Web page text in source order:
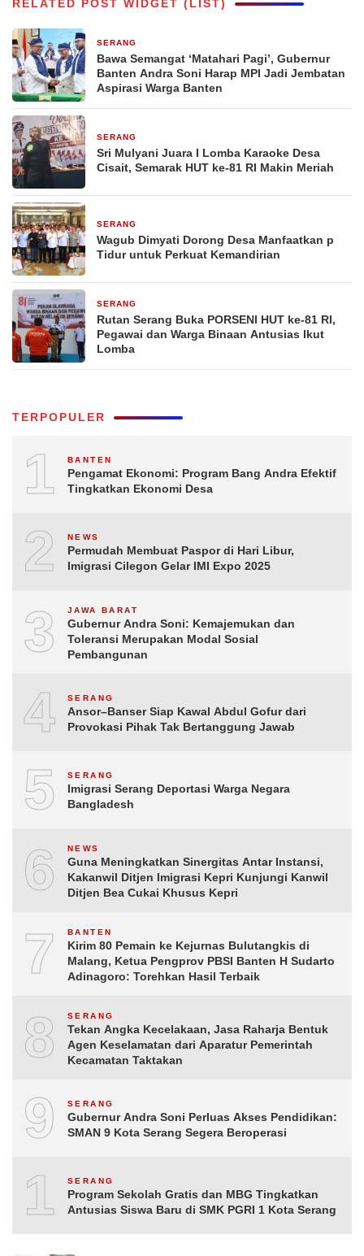
RELATED POST WIDGET (LIST)
SERANG
Bawa Semangat ‘Matahari Pagi’, Gubernur
Banten Andra Soni Harap MPI Jadi Jembatan
Aspirasi Warga Banten
SERANG
Sri Mulyani Juara I Lomba Karaoke Desa
Cisait, Semarak HUT ke-81 RI Makin Meriah
SERANG
Wagub Dimyati Dorong Desa Manfaatkan p
Tidur untuk Perkuat Kemandirian
SERANG
Rutan Serang Buka PORSENI HUT ke-81 RI,
Pegawai dan Warga Binaan Antusias Ikut
Lomba
TERPOPULER
1 BANTEN
Pengamat Ekonomi: Program Bang Andra Efektif
Tingkatkan Ekonomi Desa
2 NEWS
Permudah Membuat Paspor di Hari Libur,
Imigrasi Cilegon Gelar IMI Expo 2025
3 JAWA BARAT
Gubernur Andra Soni: Kemajemukan dan
Toleransi Merupakan Modal Sosial
Pembangunan
4 SERANG
Ansor–Banser Siap Kawal Abdul Gofur dari
Provokasi Pihak Tak Bertanggung Jawab
5 SERANG
Imigrasi Serang Deportasi Warga Negara
Bangladesh
6 NEWS
Guna Meningkatkan Sinergitas Antar Instansi,
Kakanwil Ditjen Imigrasi Kepri Kunjungi Kanwil
Ditjen Bea Cukai Khusus Kepri
7 BANTEN
Kirim 80 Pemain ke Kejurnas Bulutangkis di
Malang, Ketua Pengprov PBSI Banten H Sudarto
Adinagoro: Torehkan Hasil Terbaik
8 SERANG
Tekan Angka Kecelakaan, Jasa Raharja Bentuk
Agen Keselamatan dari Aparatur Pemerintah
Kecamatan Taktakan
9 SERANG
Gubernur Andra Soni Perluas Akses Pendidikan:
SMAN 9 Kota Serang Segera Beroperasi
10SERANG
Program Sekolah Gratis dan MBG Tingkatkan
Antusias Siswa Baru di SMK PGRI 1 Kota Serang